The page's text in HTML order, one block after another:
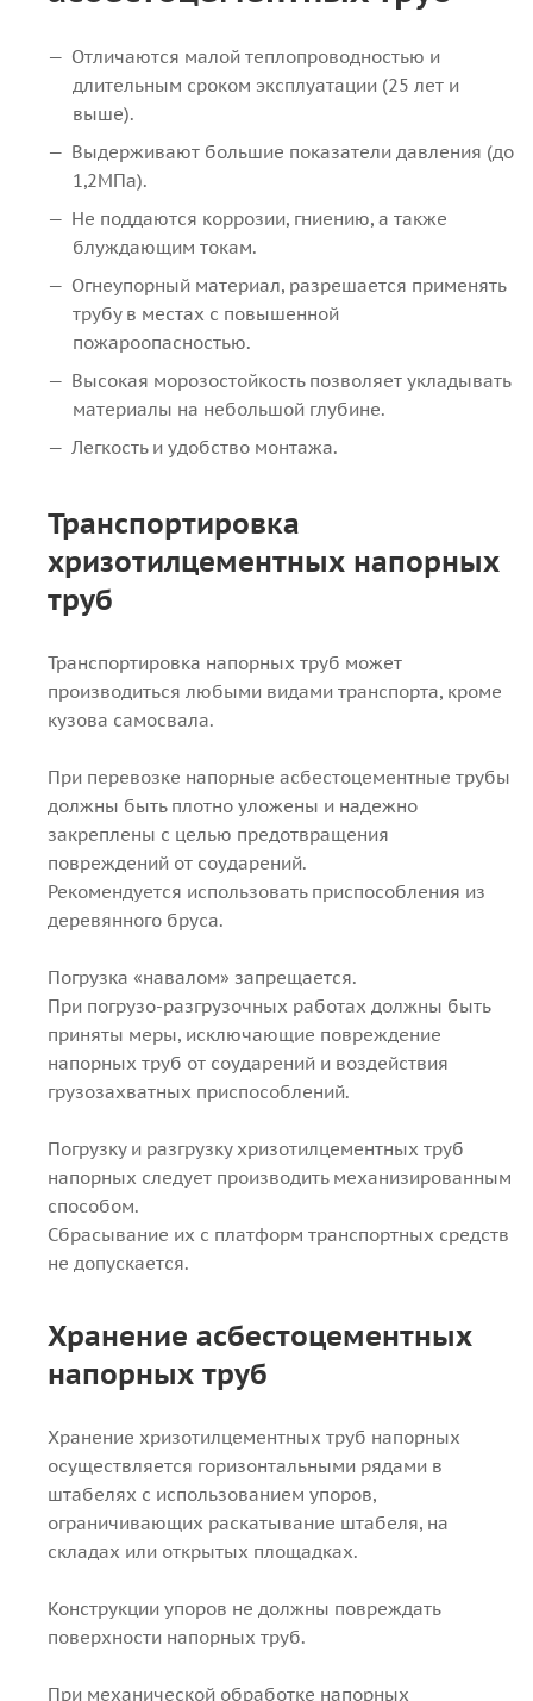
Отличаются малой теплопроводностью и
длительным сроком эксплуатации (25 лет и
выше).
Выдерживают большие показатели давления (до
1,2МПа).
Не поддаются коррозии, гниению, а также
блуждающим токам.
Огнеупорный материал, разрешается применять
трубу в местах с повышенной
пожароопасностью.
Высокая морозостойкость позволяет укладывать
материалы на небольшой глубине.
Легкость и удобство монтажа.
Транспортировка
хризотилцементных напорных
труб
Транспортировка напорных труб может
производиться любыми видами транспорта, кроме
кузова самосвала.
При перевозке напорные асбестоцементные трубы
должны быть плотно уложены и надежно
закреплены с целью предотвращения
повреждений от соударений.
Рекомендуется использовать приспособления из
деревянного бруса.
Погрузка «навалом» запрещается.
При погрузо-разгрузочных работах должны быть
приняты меры, исключающие повреждение
напорных труб от соударений и воздействия
грузозахватных приспособлений.
Погрузку и разгрузку хризотилцементных труб
напорных следует производить механизированным
способом.
Сбрасывание их с платформ транспортных средств
не допускается.
Хранение асбестоцементных
напорных труб
Хранение хризотилцементных труб напорных
осуществляется горизонтальными рядами в
штабелях с использованием упоров,
ограничивающих раскатывание штабеля, на
складах или открытых площадках.
Конструкции упоров не должны повреждать
поверхности напорных труб.
При механической обработке напорных